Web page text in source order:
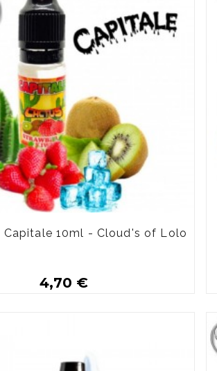
Capitale 10ml - Cloud's of Lolo
4,70 €